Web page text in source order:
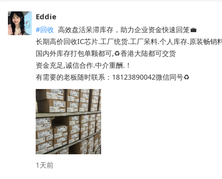
LM7322MAX/NOPB
LM741CN/NOPB
LM6172IMX/NOPB
LM66100DCKT
LM6171AIMX/NOPB
LM6171AIM/NOPB
LM6132BIMX/NOPB
LM675T/NOPB
CC1310F128RHBR
TM1621B  TM1622  TM2313
TM1628A  C9636  QX201A
QX201C  BD37033FV-ME2
MT29F4G08ABADAWP:D   TM1729  AK7738VQ
OB3636AMP  HT7050A-1  PE8308CT  QX201-A
NS8002  TM1640  IRF540NPBF  IRFB4227
NCV8402ASTT1G  AW9967DNR  TPA3116D2DADR
TM1650  TM2312  TDA7576B  BD37033FV-ME2
TL494IDR  SI4755  CD1517CP  TA7291SG
EMP8965-33VF05GRR
STM32L071RZH6  STM32G070RBT6
STM8S005K6T6   STM8S207R8T6
STM8L052R8T6   STM32G030C8T6
Eddie
#回收 高效盘活呆滞库存，助力企业资金快速回笼💼
长期高价回收IC芯片.工厂统货.工厂呆料.个人库存.原装畅销
国内外库存打包单颗都可,♻️香港大陆都可交货
资金充足,诚信合作.中介重酬.！
有需要的老板随时联系：18123890042微信同号♻️
1天前